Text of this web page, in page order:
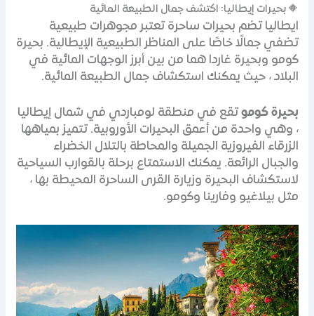
🔶 بحيرات إيطاليا: اكتشف جمال الطبيعة المائية
ايطاليا تضم بحيرات ساحرة تعتبر مجوهرات طبيعية
تضفي جمالًا خاصًا على المناظر الطبيعية الإيطالية. بحيرة
كومو وبحيرة غاردا هما من بين أبرز الوجهات المائية في
البلاد ، حيث يمكنك استكشاف جمال الطبيعة المائية.
بحيرة كوموتقع في منطقة لومباردي في شمال إيطاليا
، وهي واحدة من أعمق البحيرات الأوروبية. تتميز بمياهها
الزرقاء الفيروزية الجميلة والمحاطة بالتلال الخضراء
والجبال الرائعة. يمكنك الاستمتاع برحلة بالقوارب السياحية
لاستكشاف البحيرة وزيارة القرى الساحرة المحيطة بها ،
مثل بيلاغيو وفارينا وكومو.